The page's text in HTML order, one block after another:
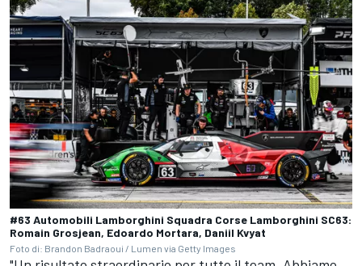
#63 Automobili Lamborghini Squadra Corse Lamborghini SC63:
Romain Grosjean, Edoardo Mortara, Daniil Kvyat
Foto di: Brandon Badraoui / Lumen via Getty Images